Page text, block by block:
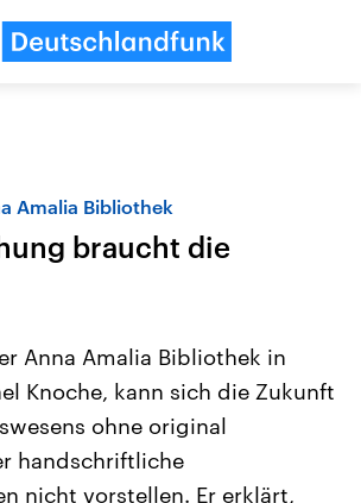
Anhalt
am 6.
neuen
USA
Aktuelle Beiträge,
Hintergründe
Wirtschaftlich und
gehören die Vereinigten
Amalia Bibliothek
braucht die
Anna Amalia Bibliothek in
Knoche, kann sich die Zukunft
ohne original
handschriftliche
nicht vorstellen. Er erklärt,